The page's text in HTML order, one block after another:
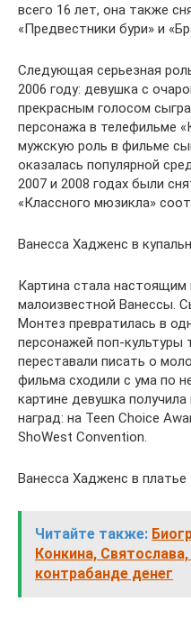
всего 16 лет, она также
«Предвестники бури» и
Следующая серьезная
2006 году: девушка с
прекрасным голосом
персонажа в телефильме
мужскую роль в фильме
оказалась популярной
2007 и 2008 годах были
«Классного мюзикла»
Ванесса Хадженс в
Картина стала
малоизвестной Ванессы.
Монтез превратилась в
персонажей поп-культуры
переставали писать о
фильма сходили с ума по
картине девушка
наград: на Teen Choice
ShoWest Convention.
Ванесса Хадженс в платье
Читайте также:
Конкина,
контрабанде денег